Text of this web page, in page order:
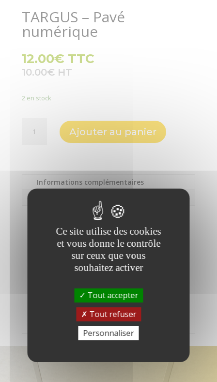
TARGUS – Pavé
numérique
12.00€ TTC
10.00€
2 en stock
numérique
Ajouter au panier
Informations complémentaires
Informations
complémentaires
Compatibilité
Windows 8,7 et plus. Mac OS 10 et plus
Ce site utilise des cookies
et vous donne le contrôle
sur ceux que vous
souhaitez activer
Tout accepter
Tout refuser
Personnaliser